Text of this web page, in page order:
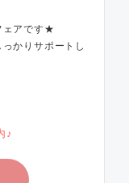
ェアです★
かりサポートし
♪